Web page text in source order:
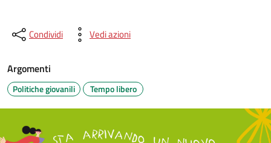
Condividi Vedi azioni
Argomenti
Politiche giovanili Tempo libero